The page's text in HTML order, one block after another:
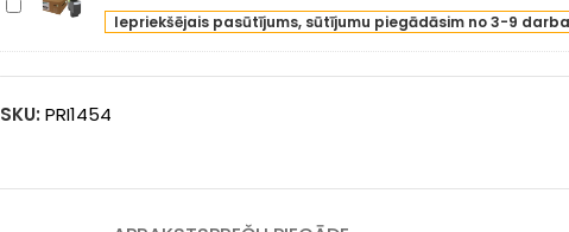
(Printle)
2000
pages
(Printle)
black
Iepriekšējais pasūtījums, sūtījumu piegādāsim no 3-9
SKU:PRI1454